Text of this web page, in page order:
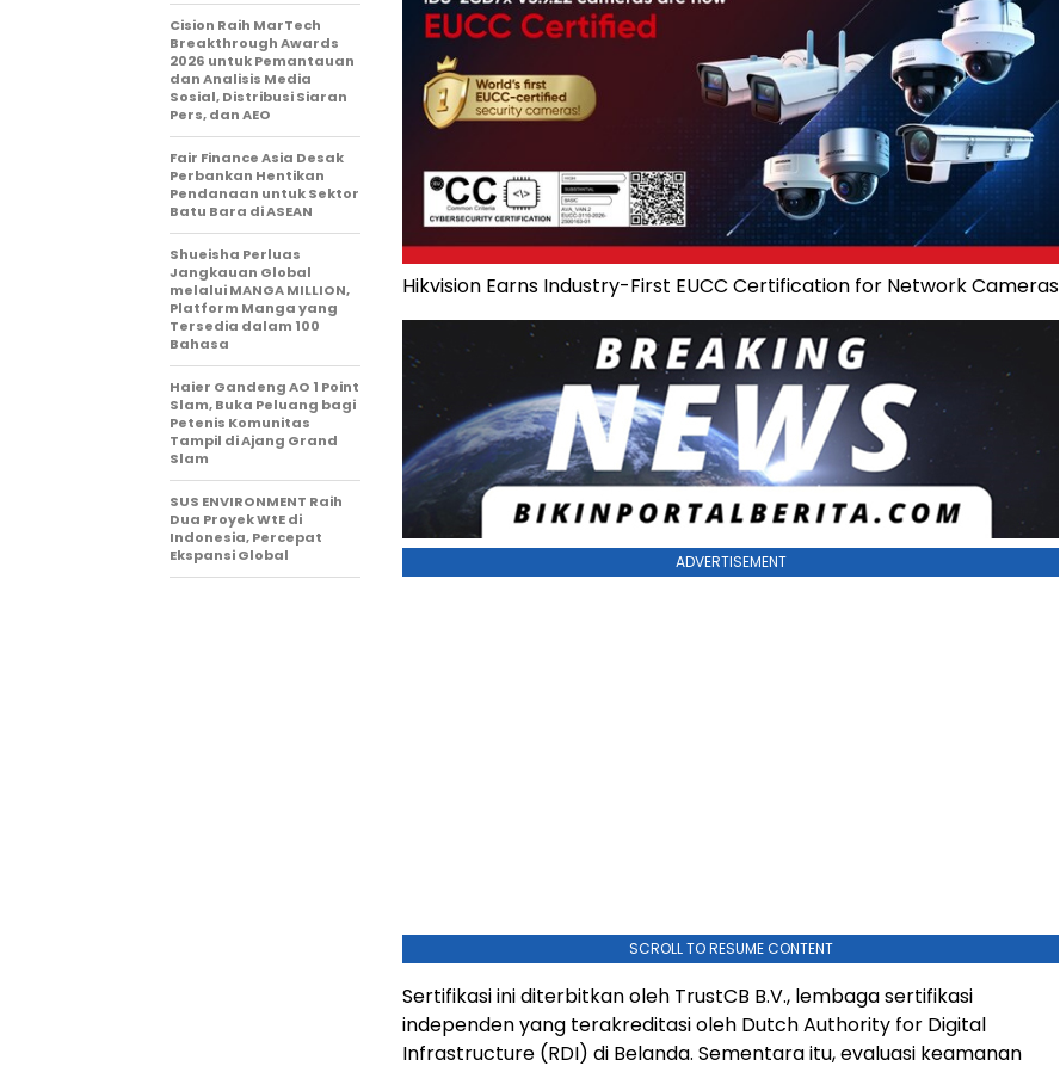
Hikvision Earns Industry-First EUCC Certification for Network Cameras
ADVERTISEMENT
SCROLL TO RESUME CONTENT
Sertifikasi ini diterbitkan oleh TrustCB B.V., lembaga sertifikasi
independen yang terakreditasi oleh Dutch Authority for Digital
Infrastructure (RDI) di Belanda. Sementara itu, evaluasi keamanan
Cision Raih MarTech
Breakthrough Awards
2026 untuk Pemantauan
dan Analisis Media
Sosial, Distribusi Siaran
Pers, dan AEO
Fair Finance Asia Desak
Perbankan Hentikan
Pendanaan untuk Sektor
Batu Bara di ASEAN
Shueisha Perluas
Jangkauan Global
melalui MANGA MILLION,
Platform Manga yang
Tersedia dalam 100
Bahasa
Haier Gandeng AO 1 Point
Slam, Buka Peluang bagi
Petenis Komunitas
Tampil di Ajang Grand
Slam
SUS ENVIRONMENT Raih
Dua Proyek WtE di
Indonesia, Percepat
Ekspansi Global